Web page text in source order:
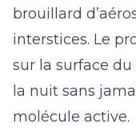
brouillard
interstices. Le
sur la surface
la nuit sans
molécule active.